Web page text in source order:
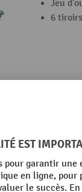
Jeu
6
Chariot
3